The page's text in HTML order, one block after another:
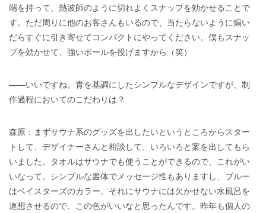
端を持って、熱波師のように切れよくスナップを効かせることで
す。ただ周りに他のお客さんもいるので、当たらないように煽い
だらすぐに引き寄せてコンパクトにやってください。僕もスナッ
プを効かせて、強いボールを投げますから（笑）
――いいですね。青を基調にしたシンプルなデザインですが、制
作過程においてのこだわりは？
森原：まずサウナ系のグッズを出したいというところからスター
トして、デザイナーさんと相談して、いろいろと案を出してもら
いました。タオルはサウナでも使うことができるので、これがい
いなって。シンプルな書体でメッセージ性もありますし、ブルー
はベイスターズのカラー。それにサウナには欠かせない水風呂を
連想させるので、この色がいいなと思ったんです。昨年も個人の